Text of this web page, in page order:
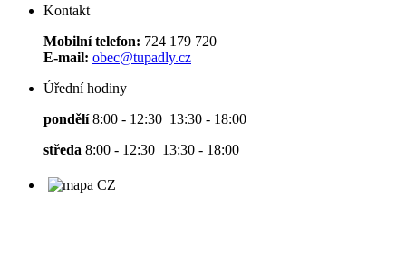
Kontakt
Mobilní telefon: 724 179 720
E-mail: obec@tupadly.cz
Úřední hodiny
pondělí8:00 - 12:30 13:30 - 18:00
středa 8:00 - 12:30 13:30 - 18:00